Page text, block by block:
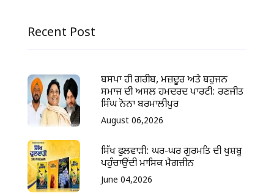
Recent Post
ਬਸਪਾ ਹੀ ਗਰੀਬ, ਮਜ਼ਦੂਰ ਅਤੇ ਬਹੁਜਨ
ਸਮਾਜ ਦੀ ਅਸਲ ਹਮਦਰਦ ਪਾਰਟੀ: ਰਣਜੀਤ
ਸਿੰਘ ਨੋਨਾ ਬਰਮਾਲੀਪੁਰ
August 06,2026
ਸਿੱਖ ਫੁਲਵਾੜੀ: ਘਰ-ਘਰ ਗੁਰਮਤਿ ਦੀ ਖੁਸ਼ਬੂ
ਪਹੁੰਚਾਉਂਦੀ ਮਾਸਿਕ ਮੈਗਜ਼ੀਨ
June 04,2026